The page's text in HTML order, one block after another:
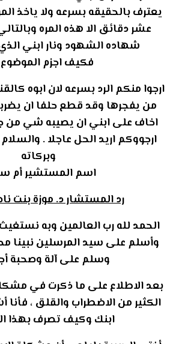
يعترف بالحقيقه بسرعه ولا ياخذ
عشر دقائق الا هذه المره وبالتالي
شهاده الشهود ونار ابني
فكيف اجزم الموضوع
ارجوا منكم الرد بسرعه لان ابوه
من يفجرها وقد قطع حلفا ان
اخاف على ابني ان يصيبه شي من
ارجووكم اريد الحل عاجلا .
وبركاته
اسم المستشير أم
رد المستشار د. موزة بنت
الحمد لله رب العالمين وبه
وأسلم على سيد المرسلين نبينا
وسلم على آلة وصحبة
بعد الاطلاع على ما ذكرت في
الكثير من الاضطراب والقلق ،
ابنك وكيف تصرف بهذا